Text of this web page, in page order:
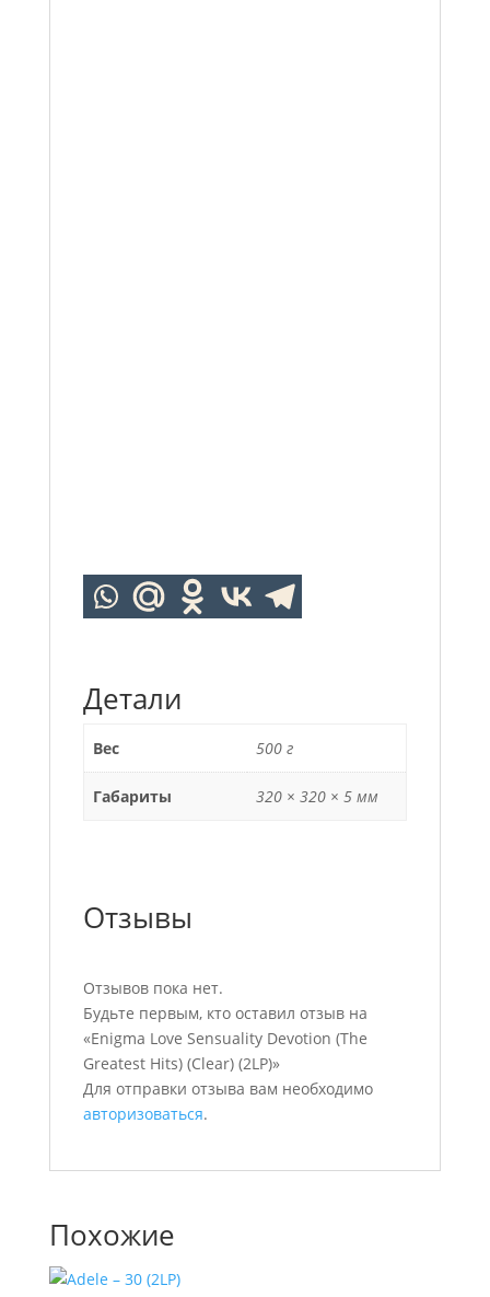
Детали
Вес 500 г
Габариты 320 × 320 × 5 мм
Отзывы
Отзывов пока нет.
Будьте первым, кто оставил отзыв на
«Enigma Love Sensuality Devotion (The
Greatest Hits) (Clear) (2LP)»
Для отправки отзыва вам необходимо
авторизоваться.
Похожие